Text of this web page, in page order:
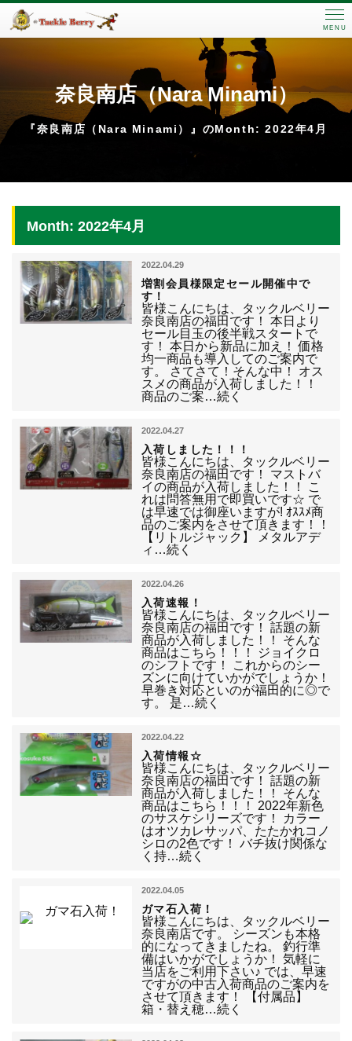
MENU
奈良南店（Nara Minami）
『奈良南店（Nara Minami）』のMonth: 2022年4月
Month: 2022年4月
2022.04.29
増割会員様限定セール開催中で
す！
皆様こんにちは、タックルベリー
奈良南店の福田です！ 本日より
セール目玉の後半戦スタートで
す！ 本日から新品に加え！ 価格
均一商品も導入してのご案内で
す。 さてさて！そんな中！ オス
スメの商品が入荷しました！！
商品のご案…続く
2022.04.27
入荷しました！！！
皆様こんにちは、タックルベリー
奈良南店の福田です！ マストバ
イの商品が入荷しました！！ こ
れは問答無用で即買いです☆ で
は早速では御座いますが! ｵｽｽﾒ商
品のご案内をさせて頂きます！！
【リトルジャック】 メタルアデ
ィ…続く
2022.04.26
入荷速報！
皆様こんにちは、タックルベリー
奈良南店の福田です！ 話題の新
商品が入荷しました！！ そんな
商品はこちら！！！ ジョイクロ
のシフトです！ これからのシー
ズンに向けていかがでしょうか！
早巻き対応といのが福田的に◎で
す。 是…続く
2022.04.22
入荷情報☆
皆様こんにちは、タックルベリー
奈良南店の福田です！ 話題の新
商品が入荷しました！！ そんな
商品はこちら！！！ 2022年新色
のサスケシリーズです！ カラー
はオツカレサッパ、たたかれコノ
シロの2色です！ バチ抜け関係な
く持…続く
2022.04.05
ガマ石入荷！
皆様こんにちは、タックルベリー
奈良南店です。 シーズンも本格
的になってきましたね。 釣行準
備はいかがでしょうか！ 気軽に
当店をご利用下さい♪ では、早速
ですがの中古入荷商品のご案内を
させて頂きます！ 【付属品】
箱・替え穂…続く